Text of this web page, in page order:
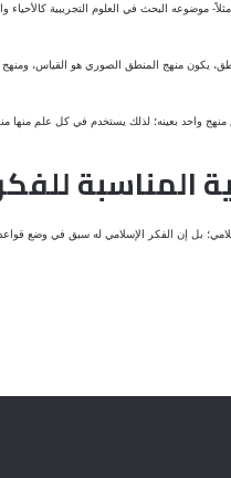
موضوعه البحث في العلوم التجريبية كالأحياء
يكون منهج المنطق الصوري هو القياس، ومنهج
منهج واحد بعينه؛ لذلك يستخدم في كل علم
المناسبة
بل إن الفكر الإسلامي له سبق في وضع